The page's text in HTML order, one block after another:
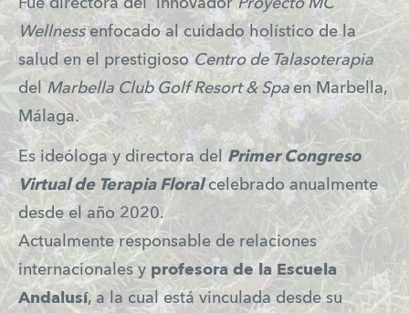
Wellnessenfocado al cuidado holístico de la
salud en el prestigiosoCentro de Talasoterapia
del Marbella Club Golf Resort & Spaen Marbella,
Málaga.
Es ideóloga y directora delPrimer Congreso
Virtual de Terapia Floralcelebrado anualmente
desde el año 2020.
Actualmente responsable de relaciones
internacionales y profesora de la Escuela
Andalusí, a la cual está vinculada desde su